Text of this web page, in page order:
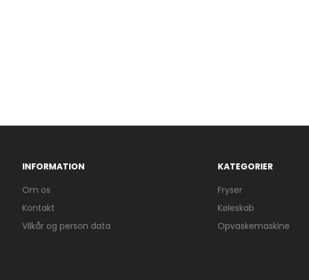
INFORMATION
Om os
Kontakt
Vilkår og person data
KATEGORIER
Fryser
Køleskab
Opvaskemaskine